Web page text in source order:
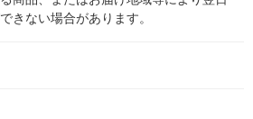
きない場合があります。